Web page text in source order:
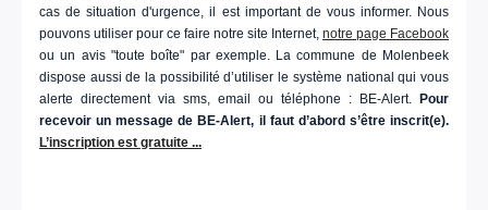
cas de situation d'urgence, il est important de vous informer. Nous
pouvons utiliser pour ce faire notre site Internet, notre page Facebook
ou un avis "toute boîte" par exemple. La commune de Molenbeek
dispose aussi de la possibilité d’utiliser le système national qui vous
alerte directement via sms, email ou téléphone : BE-Alert.
Pour
recevoir un message de BE-Alert, il faut d’abord s’être inscrit(e).
L’inscription est gratuite ...